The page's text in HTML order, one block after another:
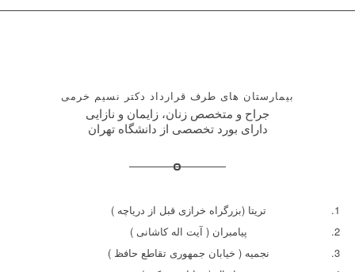
بیمارستان های طرف قرارداد دکتر نسیم خرمی
جراح و متخصص زنان، زایمان و نازایی
دارای بورد تخصصی از دانشگاه تهران
تریتا (بزرگراه خرازی قبل از دریاچه )
پیامبران ( آیت اله کاشانی )
نجمیه ( خیابان جمهوری تقاطع حافظ )